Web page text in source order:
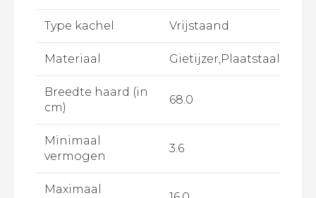
Type kachel Vrijstaand
Materiaal Gietijzer,Plaatstaal
Breedte haard (in
cm)
68.0
Minimaal
vermogen
3.6
Maximaal